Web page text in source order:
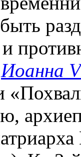
Иоанна